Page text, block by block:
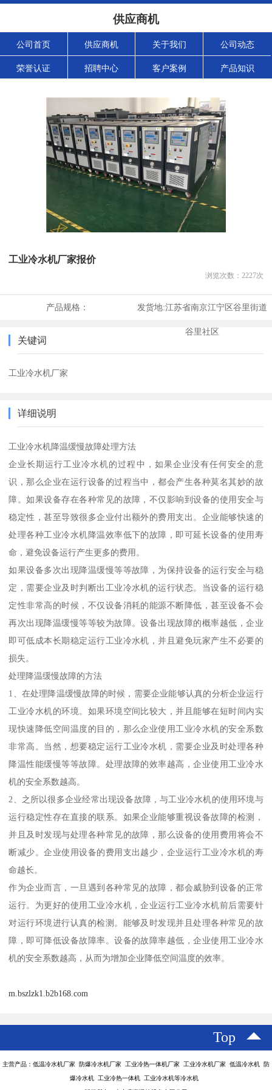
供应商机
公司首页 供应商机 关于我们 公司动态
荣誉认证 招聘中心 客户案例 产品知识
工业冷水机厂家报价
浏览次数： 2227次
产品规格： 发货地:江苏省南京江宁区谷里街道
谷里社区
关键词
工业冷水机厂家
详细说明
工业冷水机降温缓慢故障处理方法
企业长期运行工业冷水机的过程中，如果企业没有任何安全的意
识，那么企业在运行设备的过程当中，都会产生各种莫名其妙的故
障。如果设备存在各种常见的故障，不仅影响到设备的使用安全与
稳定性，甚至导致很多企业付出额外的费用支出。企业能够快速的
处理各种工业冷水机降温效率低下的故障，即可延长设备的使用寿
命，避免设备运行产生更多的费用。
如果设备多次出现降温缓慢等等故障，为保持设备的运行安全与稳
定，需要企业及时判断出工业冷水机的运行状态。当设备的运行稳
定性非常高的时候，不仅设备消耗的能源不断降低，甚至设备不会
再次出现降温缓慢等等较为故障。设备出现故障的概率越低，企业
即可低成本长期稳定运行工业冷水机，并且避免玩家产生不必要的
损失。
处理降温缓慢故障的方法
1、在处理降温缓慢故障的时候，需要企业能够认真的分析企业运行
工业冷水机的环境。如果环境空间比较大，并且能够在短时间内实
现快速降低空间温度的目的，那么企业使用工业冷水机的安全系数
非常高。当然，想要稳定运行工业冷水机，需要企业及时处理各种
降温性能缓慢等等故障。处理故障的效率越高，企业使用工业冷水
机的安全系数越高。
2、之所以很多企业经常出现设备故障，与工业冷水机的使用环境与
运行稳定性存在直接的联系。如果企业能够重视设备故障的检测，
并且及时发现与处理各种常见的故障，那么设备的使用费用将会不
断减少。企业使用设备的费用支出越少，企业运行工业冷水机的寿
命越长。
作为企业而言，一旦遇到各种常见的故障，都会威胁到设备的正常
运行。为更好的使用工业冷水机，企业运行工业冷水机前后需要针
对运行环境进行认真的检测。能够及时发现并且处理各种常见的故
障，即可降低设备故障率。设备的故障率越低，企业使用工业冷水
机的安全系数越高，从而为增加企业降低空间温度的效率。
m.bszlzk1.b2b168.com
Top
主营产品：低温冷水机厂家 防爆冷水机厂家 工业冷热一体机厂家 工业冷水机厂家 低温冷水机 防
爆冷水机 工业冷热一体机 工业冷水机等冷水机